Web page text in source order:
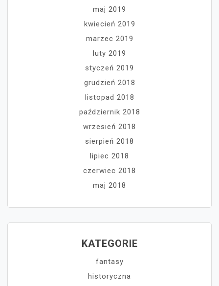
maj 2019
kwiecień 2019
marzec 2019
luty 2019
styczeń 2019
grudzień 2018
listopad 2018
październik 2018
wrzesień 2018
sierpień 2018
lipiec 2018
czerwiec 2018
maj 2018
KATEGORIE
fantasy
historyczna